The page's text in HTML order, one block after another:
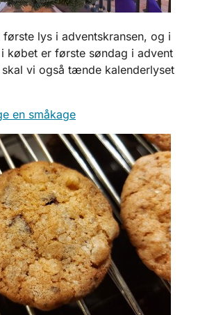
lys i adventskransen, og i
købet er første søndag i advent
skal vi også tænde kalenderlyset
en småkage